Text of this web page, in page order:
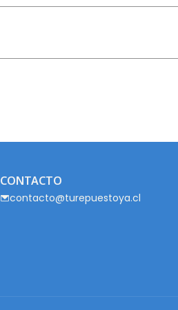
CONTACTO
contacto@turepuestoya.cl